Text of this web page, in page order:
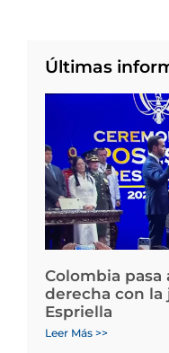
Últimas
Colombia pasa
derecha con la
Espriella
Leer Más >>